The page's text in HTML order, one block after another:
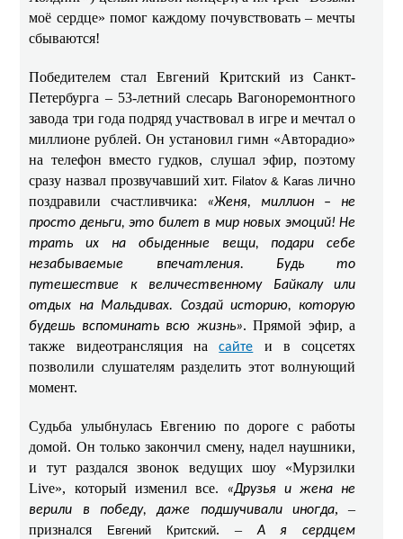
моё сердце» помог каждому почувствовать – мечты
сбываются!
Победителем стал Евгений Критский из Санкт-
Петербурга – 53‑летний слесарь Вагоноремонтного
завода три года подряд участвовал в игре и мечтал о
миллионе рублей. Он установил гимн «Авторадио»
на телефон вместо гудков, слушал эфир, поэтому
сразу назвал прозвучавший хит. Filatov & Karas лично
поздравили счастливчика: «Женя, миллион – не
просто деньги, это билет в мир новых эмоций! Не
трать их на обыденные вещи, подари себе
незабываемые впечатления. Будь то
путешествие к величественному Байкалу или
отдых на Мальдивах. Создай историю, которую
будешь вспоминать всю жизнь». Прямой эфир, а
также видеотрансляция насайте и в соцсетях
позволили слушателям разделить этот волнующий
момент.
Судьба улыбнулась Евгению по дороге с работы
домой. Он только закончил смену, надел наушники,
и тут раздался звонок ведущих шоу «Мурзилки
Live», который изменил все. «Друзья и жена не
верили в победу, даже подшучивали иногда, –
признался
Евгений Критский. – А я сердцем